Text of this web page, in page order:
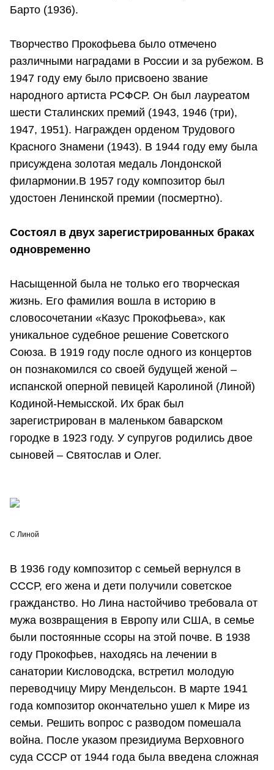
Барто (1936).
Творчество Прокофьева было отмечено
различными наградами в России и за рубежом. В
1947 году ему было присвоено звание
народного артиста РСФСР. Он был лауреатом
шести Сталинских премий (1943, 1946 (три),
1947, 1951). Награжден орденом Трудового
Красного Знамени (1943). В 1944 году ему была
присуждена золотая медаль Лондонской
филармонии.В 1957 году композитор был
удостоен Ленинской премии (посмертно).
Состоял в двух зарегистрированных браках
одновременно
Насыщенной была не только его творческая
жизнь. Его фамилия вошла в историю в
словосочетании «Казус Прокофьева», как
уникальное судебное решение Советского
Союза. В 1919 году после одного из концертов
он познакомился со своей будущей женой –
испанской оперной певицей Каролиной (Линой)
Кодиной-Немысской. Их брак был
зарегистрирован в маленьком баварском
городке в 1923 году. У супругов родились двое
сыновей – Святослав и Олег.
С Линой
В 1936 году композитор с семьей вернулся в
СССР, его жена и дети получили советское
гражданство. Но Лина настойчиво требовала от
мужа возвращения в Европу или США, в семье
были постоянные ссоры на этой почве. В 1938
году Прокофьев, находясь на лечении в
санатории Кисловодска, встретил молодую
переводчицу Миру Мендельсон. В марте 1941
года композитор окончательно ушел к Мире из
семьи. Решить вопрос с разводом помешала
война. После указом президиума Верховного
суда СССР от 1944 года была введена сложная